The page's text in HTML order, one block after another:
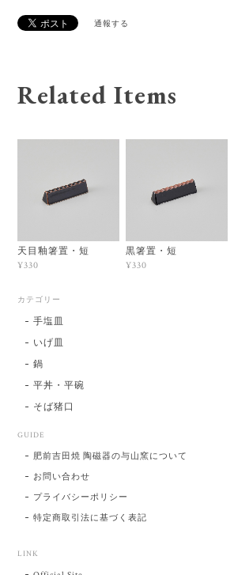
通報する
Related Items
天目釉箸置・短
¥330
黒箸置・短
¥330
カテゴリー
手塩皿
いげ皿
鍋
平丼・平碗
そば猪口
GUIDE
肥前吉田焼 陶磁器の与山窯について
お問い合わせ
プライバシーポリシー
特定商取引法に基づく表記
LINK